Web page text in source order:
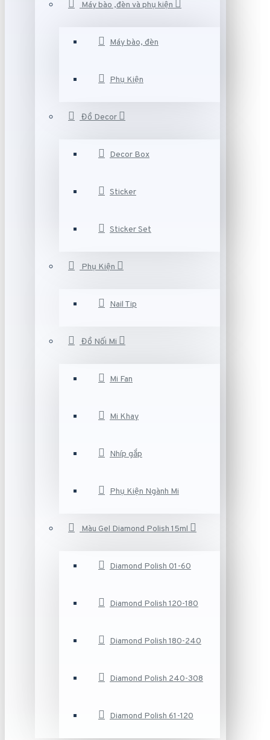
Máy bào ,đèn và phụ kiện
Máy bào, đèn
Phụ Kiện
Đồ Decor
Decor Box
Sticker
Sticker Set
Phụ Kiện
Nail Tip
Đồ Nối Mi
Mi Fan
Mi Khay
Nhíp gắp
Phụ Kiện Ngành Mi
Màu Gel Diamond Polish 15ml
Diamond Polish 01-60
Diamond Polish 120-180
Diamond Polish 180-240
Diamond Polish 240-308
Diamond Polish 61-120